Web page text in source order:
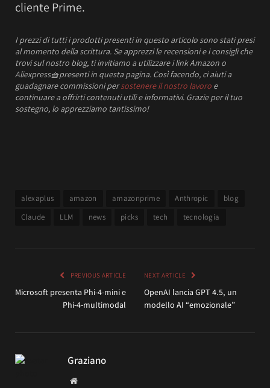
cliente Prime.
I prezzidi tutti i prodotti presenti in questo articolo sono stati presi
al momento della scrittura. Se apprezzi le recensioni e i consigli che
trovi sul nostro blog, ti invitiamo a utilizzare i link Amazon o
Aliexpress🧺presenti in questa pagina. Così facendo, ci aiuti a
guadagnare commissioni persostenere il nostro lavoro e
continuare a offrirti contenuti utili e informativi. Grazie per il tuo
sostegno, lo apprezziamo tantissimo!
alexaplus amazon amazonprime Anthropic
blog
Claude
LLM news picks tech tecnologia
PREVIOUS ARTICLE
Microsoft presenta Phi-4-mini e
Phi-4-multimodal
NEXT ARTICLE
OpenAI lancia GPT 4.5, un
modello AI “emozionale”
Graziano
Website